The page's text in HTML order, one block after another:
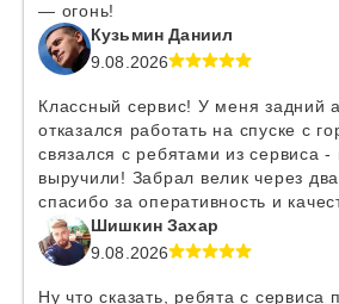
— огонь!
Кузьмин Даниил
9.08.2026
Классный сервис! У меня задний
отказался работать на спуске с
связался с ребятами из сервиса
выручили! Забрал велик через
спасибо за оперативность и
Шишкин Захар
9.08.2026
Ну что сказать, ребята с сервиса